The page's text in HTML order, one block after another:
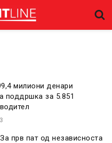
милиони денари
поддршка за 5.851
прв пат од независноста